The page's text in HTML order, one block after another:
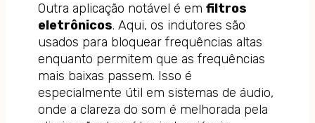
Outra aplicação notável é em filtros
eletrônicos. Aqui, os indutores são
usados para bloquear frequências altas
enquanto permitem que as frequências
mais baixas passem. Isso é
especialmente útil em sistemas de áudio,
onde a clareza do som é melhorada pela